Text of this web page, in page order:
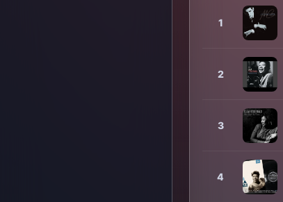
1
2
3
4